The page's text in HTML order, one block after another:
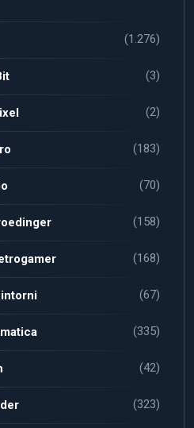
(1.276)
(3)
(2)
(183)
(70)
(158)
(168)
(67)
(335)
(42)
(323)